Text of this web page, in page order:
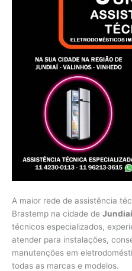
A maior rede de assistência
Brastemp na cidade de
técnicos especializados,
atender para instalações,
manutenções em
todas as marcas e modelos.